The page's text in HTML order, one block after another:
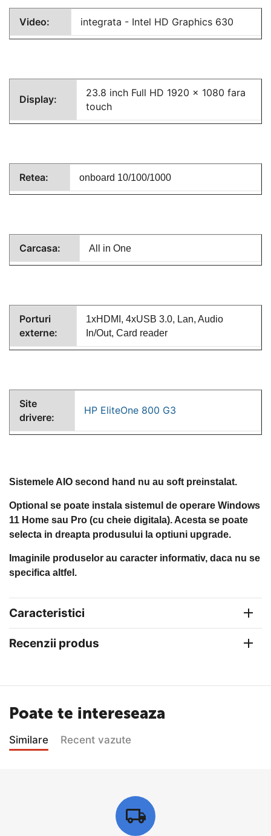
Video: integrata - Intel HD Graphics 630
Display:
23.8 inch Full HD 1920 x 1080 fara
touch
Retea: onboard 10/100/1000
Carcasa: All in One
Porturi
externe:
1xHDMI, 4xUSB 3.0, Lan, Audio
In/Out, Card reader
Site
drivere:
HP EliteOne 800 G3
Sistemele AIO second hand nu au soft preinstalat.
Optional se poate instala sistemul de operare Windows
11 Home sau Pro (cu cheie digitala). Acesta se poate
selecta in dreapta produsului la optiuni upgrade.
Imaginile produselor au caracter informativ, daca nu se
specifica altfel.
Caracteristici
Recenzii produs
Poate te intereseaza
Similare Recent vazute